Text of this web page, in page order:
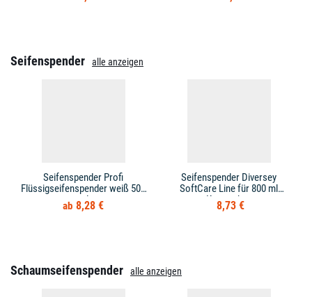
Seifenspender alle anzeigen
Seifenspender Profi
Flüssigseifenspender weiß 500
ml
8,28 €
Seifenspender Diversey
SoftCare Line für 800 ml
Kartuschen
8,73 €
Schaumseifenspender alle anzeigen